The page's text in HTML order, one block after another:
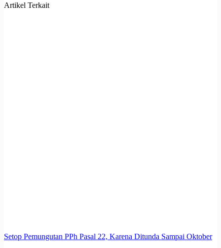
Artikel Terkait
Setop Pemungutan PPh Pasal 22, Karena Ditunda Sampai Oktober